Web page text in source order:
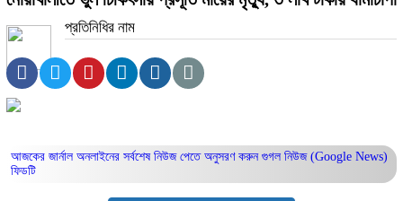
প্রতিনিধির নাম
আজকের জার্নাল অনলাইনের সর্বশেষ নিউজ পেতে অনুসরণ করুন গুগল নিউজ (Google News)
ফিডটি